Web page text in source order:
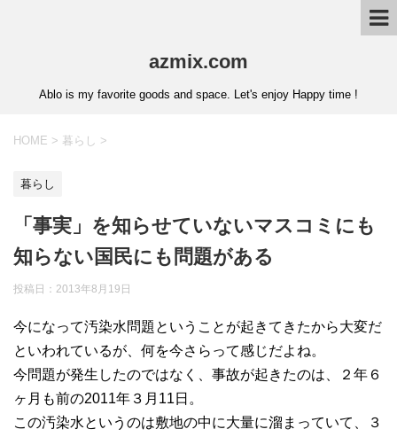
azmix.com
Ablo is my favorite goods and space. Let's enjoy Happy time !
HOME > 暮らし >
暮らし
「事実」を知らせていないマスコミにも
知らない国民にも問題がある
投稿日： 2013年8月19日
今になって汚染水問題ということが起きてきたから大変だ
といわれているが、何を今さらって感じだよね。
今問題が発生したのではなく、事故が起きたのは、２年６
ヶ月も前の2011年３月11日。
この汚染水というのは敷地の中に大量に溜まっていて、３